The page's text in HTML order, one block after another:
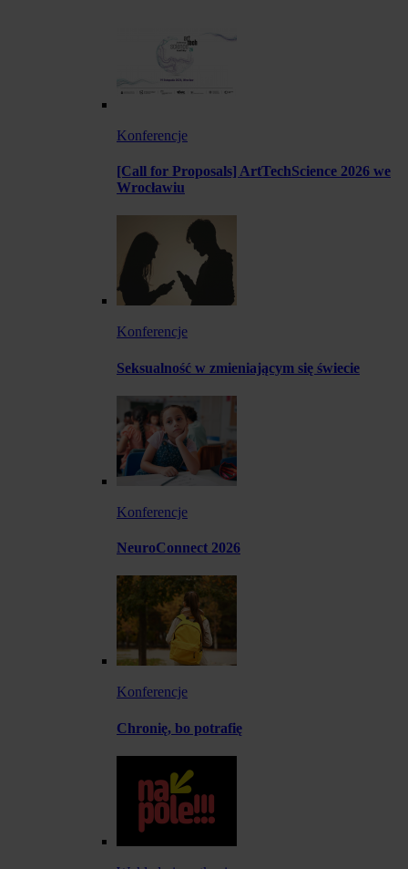
Konferencje
[Call for Proposals] ArtTechScience 2026 we
Wrocławiu
Konferencje
Seksualność w zmieniającym się świecie
Konferencje
NeuroConnect 2026
Konferencje
Chronię, bo potrafię